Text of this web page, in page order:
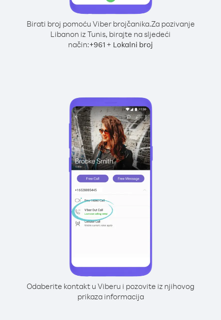
Birati broj pomoću Viber brojčanika.Za pozivanje
Libanon iz Tunis, birajte na sljedeći
način:+961 + Lokalni broj
Odaberite kontakt u Viberu i pozovite iz njihovog
prikaza informacija